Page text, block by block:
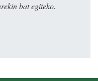
bat egiteko.